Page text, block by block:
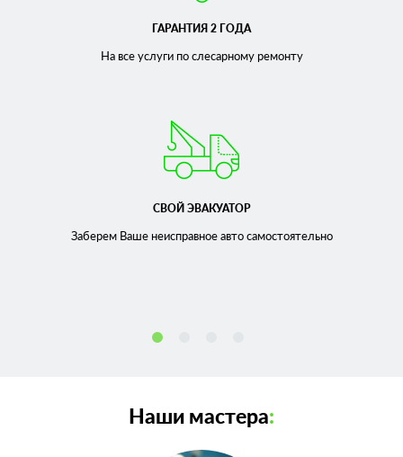
ГАРАНТИЯ 2 ГОДА
На все услуги по слесарномуремонту
СВОЙ ЭВАКУАТОР
Заберем Ваше неисправноеавто самостоятельно
Наши мастера: